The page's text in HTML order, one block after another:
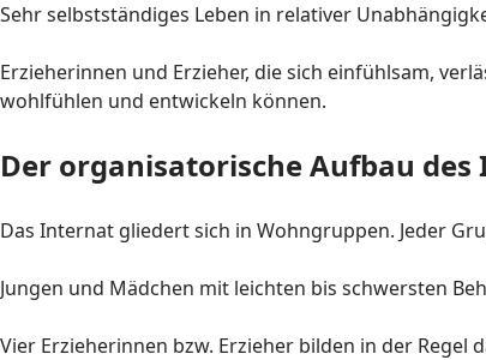
Sehr selbstständiges Leben in relativer
Erzieherinnen und Erzieher, die sich einfühlsam,
wohlfühlen und entwickeln können.
Der organisatorische Aufbau
Das Internat gliedert sich in Wohngruppen. Jeder
Jungen und Mädchen mit leichten bis schwersten
Vier Erzieherinnen bzw. Erzieher bilden in der Regel